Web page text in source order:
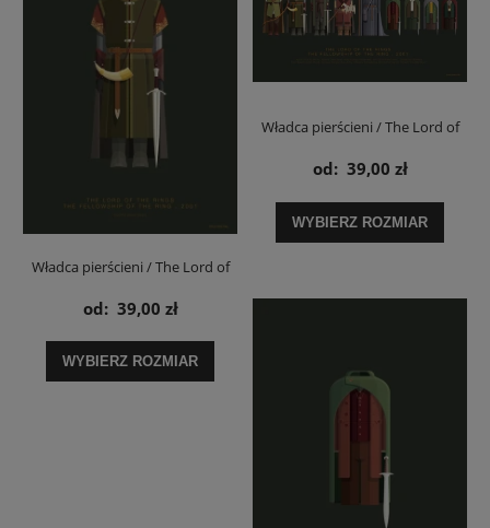
Władca pierścieni / The Lord of
the Rings Boromir - plakat
od: 39,00 zł
WYBIERZ ROZMIAR
Władca pierścieni / The Lord of
the Rings Drużyna Pierścienia -
plakat
od: 39,00 zł
WYBIERZ ROZMIAR